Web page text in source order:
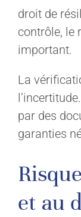
droit de
contrôle, le
important.
La
par des
garanties
et au